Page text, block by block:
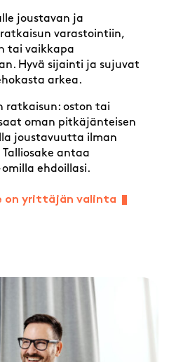
joustavan ja
varastointiin,
tai vaikkapa
Hyvä sijainti ja sujuvat
arkea.
ratkaisun: oston tai
oman pitkäjänteisen
joustavuutta ilman
antaa
ehdoillasi.
on yrittäjän valinta